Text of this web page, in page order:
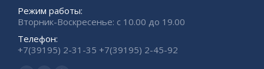
Режим работы:
Вторник-Воскресенье: с 10.00 до 19.00
Телефон:
+7(39195) 2-31-35 +7(39195) 2-45-92